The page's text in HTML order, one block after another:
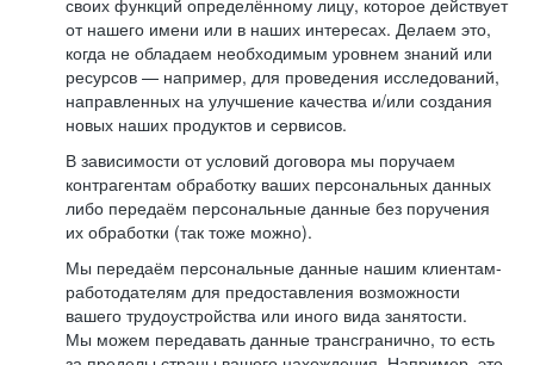
своих функций определённому лицу, которое действует
от нашего имени или в наших интересах. Делаем это,
когда не обладаем необходимым уровнем знаний или
ресурсов — например, для проведения исследований,
направленных на улучшение качества и/или создания
новых наших продуктов и сервисов.
В зависимости от условий договора мы поручаем
контрагентам обработку ваших персональных данных
либо передаём персональные данные без поручения
их обработки (так тоже можно).
Мы передаём персональные данные нашим клиентам-
работодателям для предоставления возможности
вашего трудоустройства или иного вида занятости.
Мы можем передавать данные трансгранично, то есть